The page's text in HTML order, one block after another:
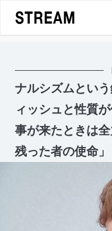
content
ナルシズムとい
ィッシュと性質
事が来たときは
残った者の使命」